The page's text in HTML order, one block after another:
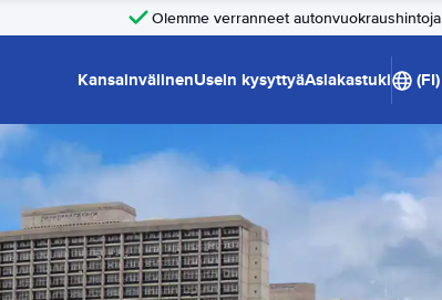
Olemme verranneet autonvuokraushintoja
KansainvälinenUsein kysyttyäAsiakastuki (FI)